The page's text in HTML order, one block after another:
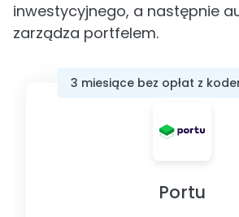
inwestycyjnego, a następnie
zarządza portfelem.
3 miesiące bez opłat z
Portu